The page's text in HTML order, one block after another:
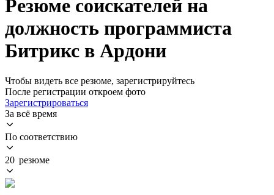
Резюме соискателей на
должность программиста
Битрикс в Ардони
Чтобы видеть все резюме, зарегистрируйтесь
После регистрации откроем фото
Зарегистрироваться
За всё время
По соответствию
20 резюме